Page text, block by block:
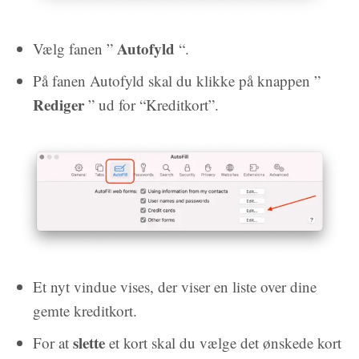
Vælg fanen ” Autofyld “.
På fanen Autofyld skal du klikke på knappen ”
Rediger” ud for “Kreditkort”.
Et nyt vindue vises, der viser en liste over dine
gemte kreditkort.
For at slette et kort skal du vælge det ønskede kort